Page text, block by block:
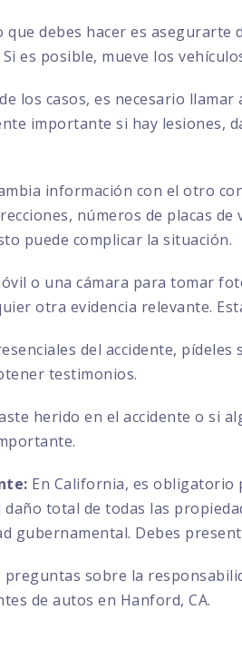
que debes hacer es asegurarte
es posible, mueve los
los casos, es necesario
importante si hay
información con el otro
números de placas
puede complicar la situación.
o una cámara para tomar
otra evidencia relevante.
del accidente,
testimonios.
herido en el accidente o si
En California, es obligatorio
total de todas las
gubernamental. Debes
preguntas sobre la
de autos en Hanford, CA.